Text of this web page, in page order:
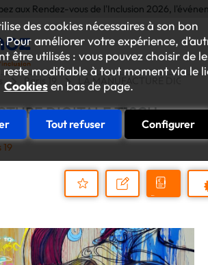
des cookies nécessaires à son bon
améliorer votre expérience,
être utilisés : vous pouvez choisir de
reste modifiable à tout moment via le
Cookiesen bas de page.
Tout refuser Configurer
aux Rendez-vous de l'Inclusion 2026,
Paris 19 LA MANUFACTURE
DIGITALE T1SCH
au
dossier
Nous
Demander